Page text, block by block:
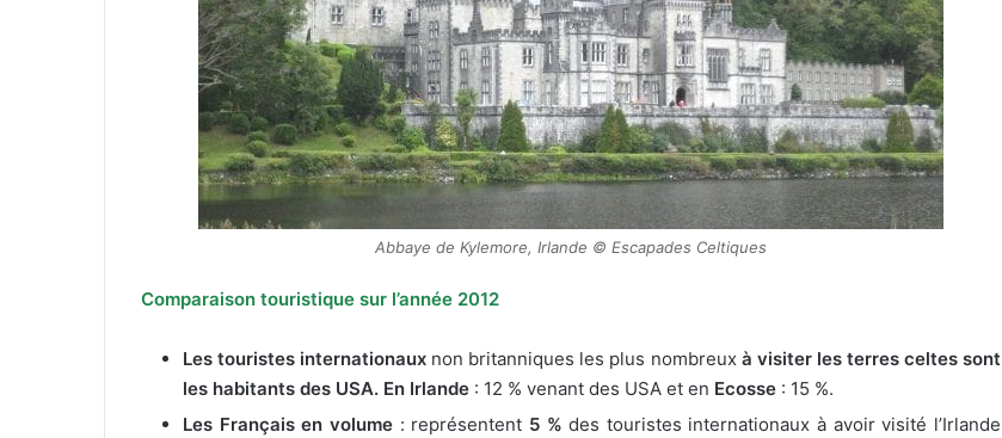
Abbaye de Kylemore, Irlande © Escapades Celtiques
Comparaison touristique sur l’année 2012
Les touristes internationaux non britanniques les plus nombreuxà visiter les terres celtes sont
les habitants des USA. En Irlande : 12 % venant des USA et en Ecosse : 15 %.
Les Français en volume: représentent 5 % des touristes internationaux à avoir visité l’Irlande